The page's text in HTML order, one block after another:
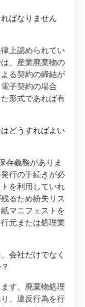
ばなりません
上認められてい
、産業廃棄物の
る契約の締結が
子契約の場合
形式であれば有
どうすればよい
存義務がありま
行の手続きが必
を利用していれ
るため紛失リス
マニフェストを
元または処理業
会社だけでなく
す。廃棄物処理
、違反行為を行